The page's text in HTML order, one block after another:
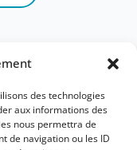
des technologies
aux informations des
nous permettra de
de navigation ou les ID